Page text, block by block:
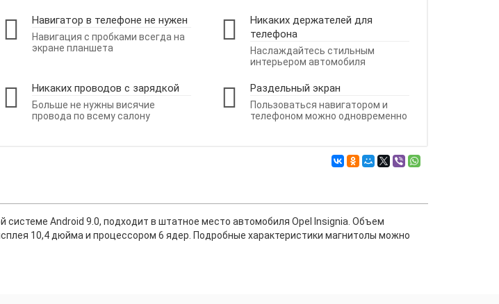
Навигатор в телефоне не нужен
Навигация с пробками всегда на
экране планшета
Никаких держателей для
телефона
Наслаждайтесь стильным
интерьером автомобиля
Никаких проводов с зарядкой
Больше не нужны висячие
провода по всему салону
Раздельный экран
Пользоваться навигатором и
телефоном можно одновременно
системе Android 9.0, подходит в штатное место автомобиля Opel Insignia. Объем
10,4 дюйма и процессором 6 ядер. Подробные характеристики магнитолы можно